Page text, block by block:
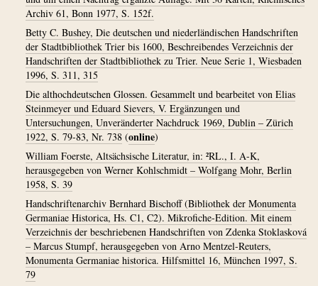
Archiv 61, Bonn 1977, S. 152f.
Betty C. Bushey, Die deutschen und niederländischen Handschriften
der Stadtbibliothek Trier bis 1600, Beschreibendes Verzeichnis der
Handschriften der Stadtbibliothek zu Trier. Neue Serie 1, Wiesbaden
1996, S. 311, 315
Die althochdeutschen Glossen. Gesammelt und bearbeitet von Elias
Steinmeyer und Eduard Sievers, V. Ergänzungen und
Untersuchungen, Unveränderter Nachdruck 1969, Dublin – Zürich
1922, S. 79-83, Nr. 738 (online)
William Foerste, Altsächsische Literatur, in: ²RL., I. A-K,
herausgegeben von Werner Kohlschmidt – Wolfgang Mohr, Berlin
1958, S. 39
Handschriftenarchiv Bernhard Bischoff (Bibliothek der Monumenta
Germaniae Historica, Hs. C1, C2). Mikrofiche-Edition. Mit einem
Verzeichnis der beschriebenen Handschriften von Zdenka Stoklasková
– Marcus Stumpf, herausgegeben von Arno Mentzel-Reuters,
Monumenta Germaniae historica. Hilfsmittel 16, München 1997, S.
79